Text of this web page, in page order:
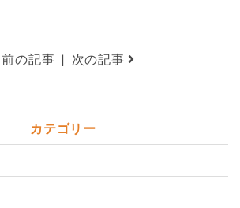
前の記事 | 次の記事
カテゴリー